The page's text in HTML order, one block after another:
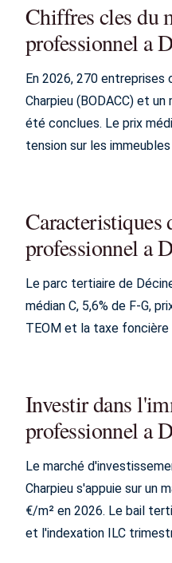
Chiffres cles du
professionnel a
En 2026, 270
Charpieu (BODACC) et
été conclues. Le prix
tension sur les
professionnel a
Le parc tertiaire de
médian C, 5,6% de F-G,
TEOM et la taxe foncière
Investir dans
professionnel a
Le marché
Charpieu s'appuie sur un
€/m² en 2026. Le bail
et l'indexation ILC